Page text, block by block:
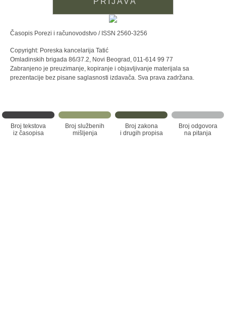
Časopis Porezi i računovodstvo / ISSN 2560-3256
Copyright: Poreska kancelarija Tatić
Omladinskih brigada 86/37.2, Novi Beograd, 011-614 99 77
Zabranjeno je preuzimanje, kopiranje i objavljivanje materijala sa
prezentacije bez pisane saglasnosti izdavača. Sva prava zadržana.
Broj tekstova
iz časopisa
Broj službenih
mišljenja
Broj zakona
i drugih propisa
Broj odgovora
na pitanja